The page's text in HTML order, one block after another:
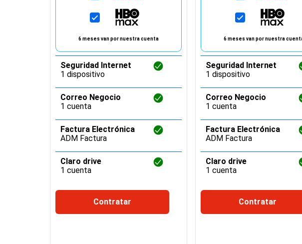
6 meses van por nuestra cuenta
Seguridad Internet
1 dispositivo
Correo Negocio
1 cuenta
Factura Electrónica
ADM Factura
Claro drive
1 cuenta
Contratar
6 meses van por nuestra
Seguridad Internet
1 dispositivo
Correo Negocio
1 cuenta
Factura Electrónica
ADM Factura
Claro drive
1 cuenta
Contratar